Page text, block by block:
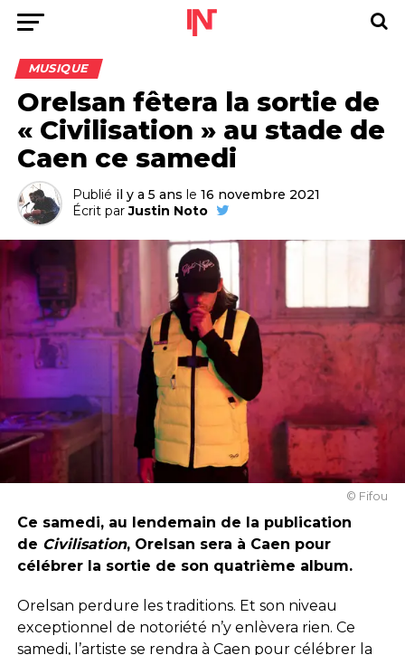
MUSIQUE
Orelsan fêtera la sortie de
« Civilisation » au stade de
Caen ce samedi
Publié il y a 5 ans le 16 novembre 2021
Écrit par Justin Noto
© Fifou
Ce samedi, au lendemain de la publication
de Civilisation, Orelsan sera à Caen pour
célébrer la sortie de son quatrième album.
Orelsan perdure les traditions. Et son niveau
exceptionnel de notoriété n’y enlèvera rien. Ce
samedi, l’artiste se rendra à Caen pour célébrer la